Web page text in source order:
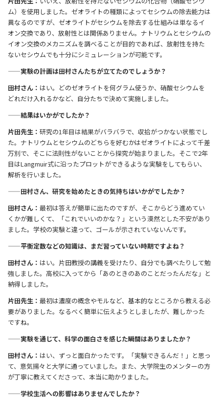
ム）を使用しました。ゼオライトの種類によってセシウムの除去能力は
異なるのですが、ゼオライトがセシウムを除去する仕組みは単なるイ
オン交換であり、放射性とは関係ありません。ナトリウムとセシウムの
イオン交換のメカニズムを調べることが目的であれば、放射性を持た
ないセシウムでも十分にシミュレーションが可能です。
——実験の計画は田村さんたちが立てたのでしょうか？
田村さん： はい。どのゼオライトを何グラム使うか、硝酸セシウムを
どれだけ入れるかなど、自分たちで決めて実施しました。
——結果はいかがでしたか？
片田先生：研究の1年目は結果がバラバラで、収拾がつかない状態でし
た。ナトリウムとセシウムのどちらを好むかはゼオライトによって千差
万別で、そこに法則性がないことから探究が始まりました。そこで2年
目はLangmuir式に沿ったプロットができるような実験をしてもらい、
解析を行いました。
——田村さん、研究を始めたときの気持ちはいかがでしたか？
田村さん：最初は答えが簡単に出たのですが、そこからどう進めてい
くかが難しくて、「これでいいのかな？」という漠然とした不安があり
ました。学校の実験と違って、ゴールが示されていないんです。
——平衡定数などの知識は、まだ習っていない時期ですよね？
田村さん： はい。片田教授の講義を受けたり、自分でも調べたりして勉
強しました。高校に入ってから「あのときのあのことだったんだな」と
納得しました。
片田先生：最初は濃度の概念やモルなど、基本的なところから教える必
要がありました。なるべく簡単に伝えようとしましたが、難しかった
ですね。
——実験を通じて、科学の面白さを感じた瞬間はありましたか？
田村さん： はい、ずっと面白かったです。「実験できるんだ！」と思っ
て、意気揚々と大学に通っていました。また、大学院生のメンターの方
が丁寧に教えてくださって、本当に助かりました。
——学校生活への影響はありませんでしたか？